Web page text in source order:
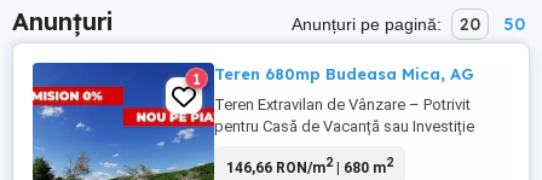
Anunțuri Anunțuri pe pagină: 20 50
1 Teren 680mp Budeasa Mica, AG
Teren Extravilan de Vânzare – Potrivit
pentru Casă de Vacanță sau Investiție
liziera pădurii, la doar câțiva km de Pitești
146,66 RON/m2| 680 m2